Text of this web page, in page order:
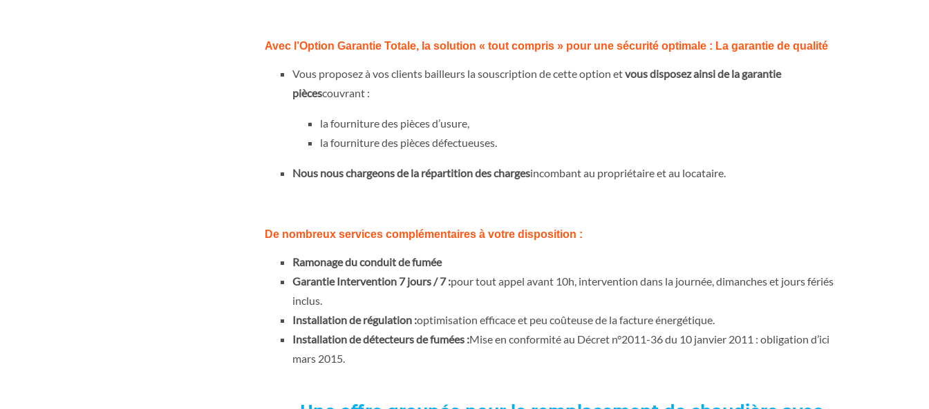
Avec l’Option Garantie Totale, la solution « tout compris » pour une sécurité optimale : La garantie de qualité
Vous proposez à vos clients bailleurs la souscription de cette option etvous disposez ainsi de la garantie
piècescouvrant :
la fourniture des pièces d’usure,
la fourniture des pièces défectueuses.
Nous nous chargeons de la répartition des chargesincombant au propriétaire et au locataire.
De nombreux services complémentaires à votre disposition :
Ramonage du conduit de fumée
Garantie Intervention 7 jours / 7 :pour tout appel avant 10h, intervention dans la journée, dimanches et jours fériés
inclus.
Installation de régulation :optimisation efficace et peu coûteuse de la facture énergétique.
Installation de détecteurs de fumées :Mise en conformité au Décret n°2011-36 du 10 janvier 2011 : obligation d’ici
mars 2015.